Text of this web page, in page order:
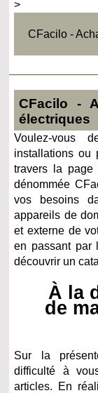
>
CFacilo -
CFacilo -
électriques
Voulez-vous
installations ou
travers la
dénommée
vos besoins
appareils de
et externe de
en passant par
découvrir un
À la
de
Sur la
difficulté à
articles. En